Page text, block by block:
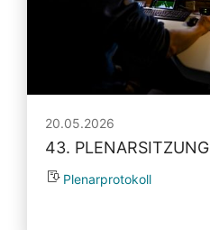
20.05.2026
43. PLENARSITZUNG
Plenarprotokoll